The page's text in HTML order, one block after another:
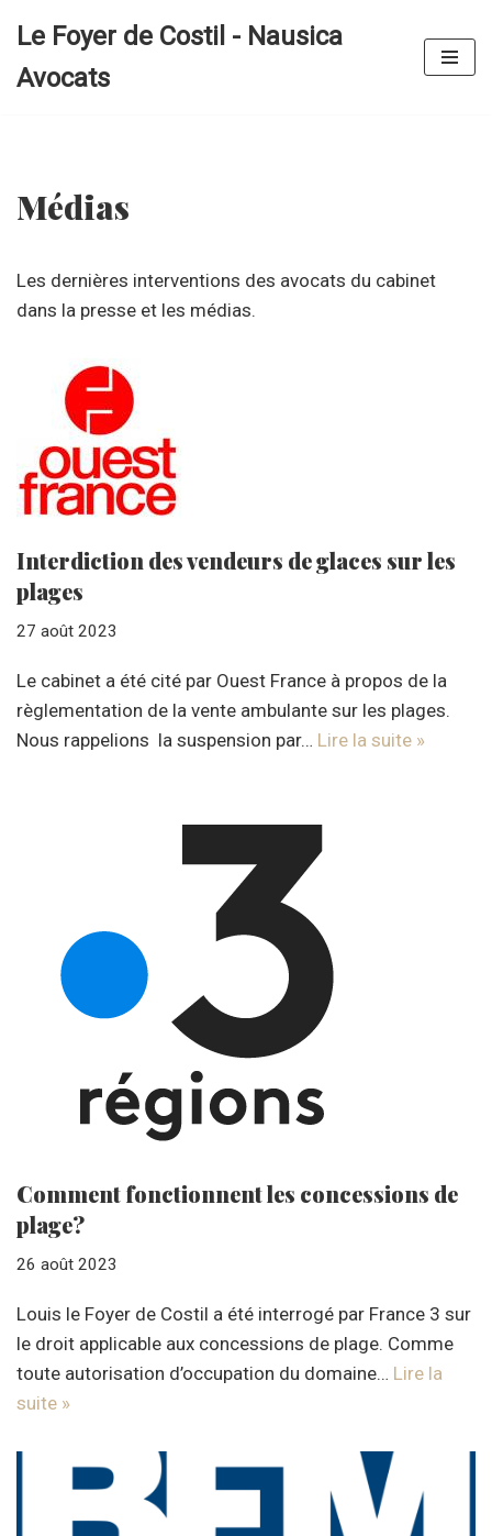
au
Le Foyer de Costil - Nausica
Avocats
Médias
Les dernières interventions des avocats du cabinet
dans la presse et les médias.
Interdiction des vendeurs de glaces sur les
plages
27 août 2023
Le cabinet a été cité par Ouest France à propos de la
règlementation de la vente ambulante sur les plages.
Nous rappelions la suspension par… Lire la suite »
Comment fonctionnent les concessions de
plage?
26 août 2023
Louis le Foyer de Costil a été interrogé par France 3 sur
le droit applicable aux concessions de plage. Comme
toute autorisation d’occupation du domaine… Lire la
suite »